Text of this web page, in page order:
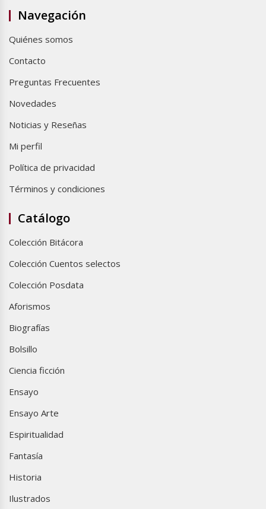
Navegación
Quiénes somos
Contacto
Preguntas Frecuentes
Novedades
Noticias y Reseñas
Mi perfil
Política de privacidad
Términos y condiciones
Catálogo
Colección Bitácora
Colección Cuentos selectos
Colección Posdata
Aforismos
Biografías
Bolsillo
Ciencia ficción
Ensayo
Ensayo Arte
Espiritualidad
Fantasía
Historia
Ilustrados